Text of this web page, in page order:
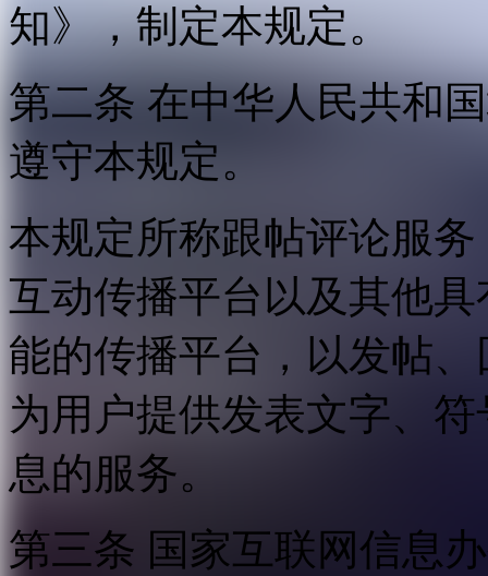
知》，制定本规定。
第二条 在中华人民共和
遵守本规定。
本规定所称跟帖评论服
互动传播平台以及其他
能的传播平台，以发帖
为用户提供发表文字、
息的服务。
第三条 国家互联网信息